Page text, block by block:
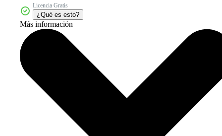
Licencia Gratis
¿Qué es esto?
Más información